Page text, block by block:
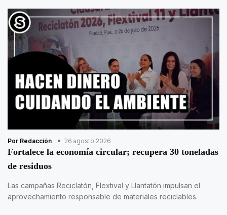
Por Redacción 26 agosto 2026
Fortalece la economía circular; recupera 30 toneladas
de residuos
Las campañas Reciclatón, Flextival y Llantatón impulsan el
aprovechamiento responsable de materiales reciclables.